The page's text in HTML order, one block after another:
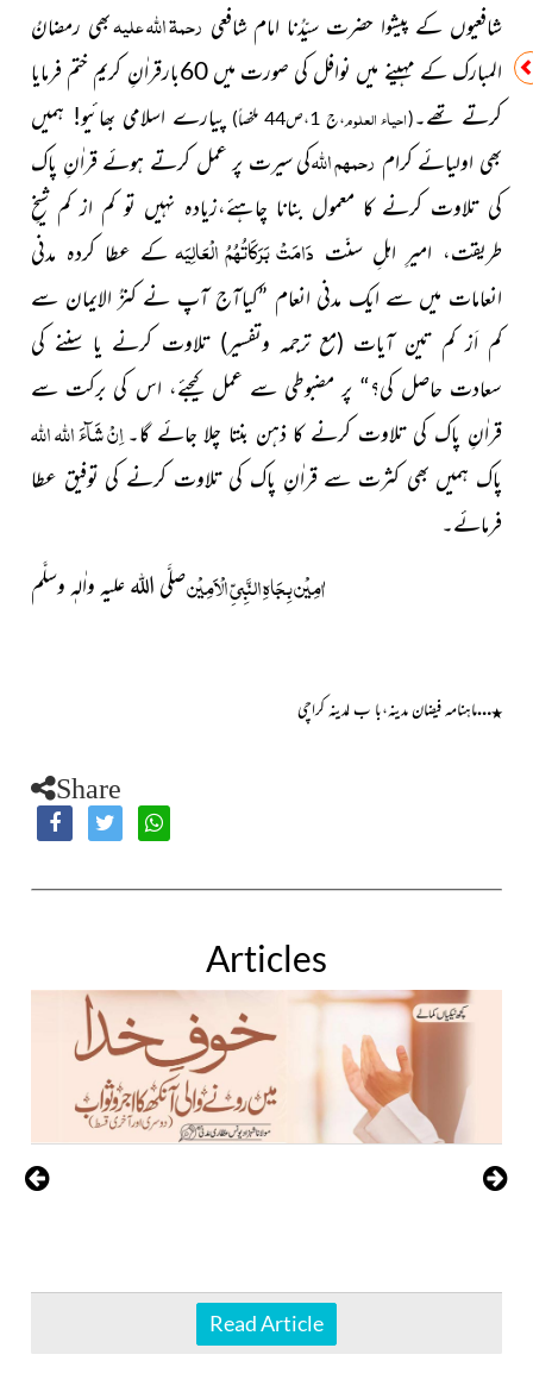
شافعیوں کے پیشوا حضرت سیّدُنا امام شافعی رحمۃ اللہ علیہبھی رمضانُ
المبارک کے مہینے میں نوافل کی صورت میں 60بارقراٰنِ کریم ختم فرمایا
کرتے تھے۔(احیاء العلوم،ج 1،ص44 ملخصاً)
پیارے اسلامی بھائیو! ہمیں
بھی اولیائے کرام رحمہم اللہکیسیرت پر عمل کرتے ہوئے قراٰنِ پاک
کی تلاوت کرنے کا معمول بنانا چاہئے،زیادہ نہیں تو کم از کم شیخِ
طریقت، امیرِ اہلِ سنّت دَامَتْ بَرَکَاتُہُمُ الْعَالِیَہ کے عطا کردہ مدنی
انعامات میں سے ایک مدنی انعام ”کیاآج آپ نے کنزُ الایمان سے
کم اَز کم تین آیات (مع ترجمہ وتفسیر) تلاوت کرنے یا سننے کی
سعادت حاصل کی؟“ پر مضبوطی سے عمل کیجئے، اس کی برکت سے
قراٰنِ پاک کی تلاوت کرنے کا ذہن بنتا چلا جائے گا۔اِنْ شَآءَ اللہاللہ
پاک ہمیں بھی کثرت سے قراٰنِ پاک کی تلاوت کرنے کی توفیق عطا
فرمائے۔
اٰمِیْن بِجَاہِ النَّبِیِّ الْاَمِیْنصلَّی اللہ علیہ واٰلہٖ وسلَّم
٭…ماہنامہ فیضان مدینہ،با ب لمدینہ کراچی
Share
Articles
Read Article